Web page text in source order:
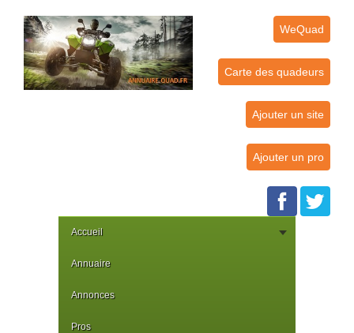
WeQuad
Carte des quadeurs
Ajouter un site
Ajouter un pro
Accueil
Annuaire
Annonces
Pros